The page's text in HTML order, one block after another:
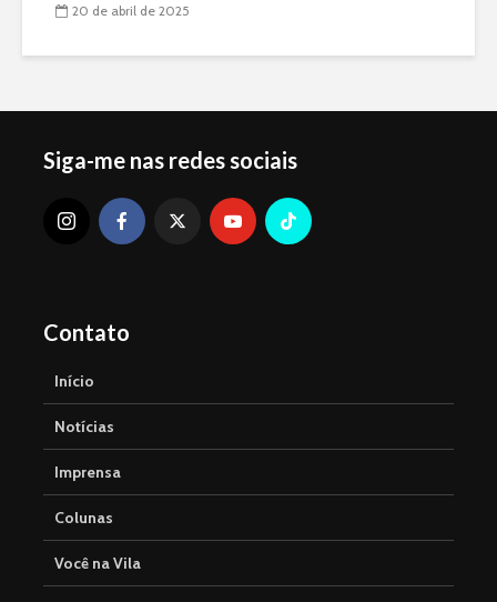
20 de abril de 2025
Siga-me nas redes sociais
Contato
Início
Notícias
Imprensa
Colunas
Você na Vila